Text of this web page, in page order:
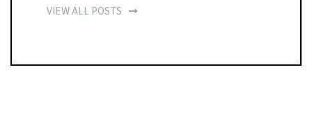
VIEW ALL POSTS